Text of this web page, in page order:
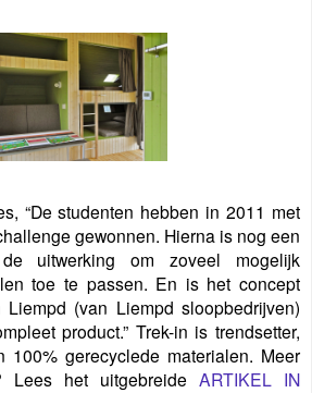
“De studenten hebben in 2011 met
gewonnen. Hierna is nog een
uitwerking om zoveel mogelijk
toe te passen. En is het concept
(van Liempd sloopbedrijven)
product.” Trek-in is trendsetter,
100% gerecyclede materialen. Meer
Lees het uitgebreide ARTIKEL IN